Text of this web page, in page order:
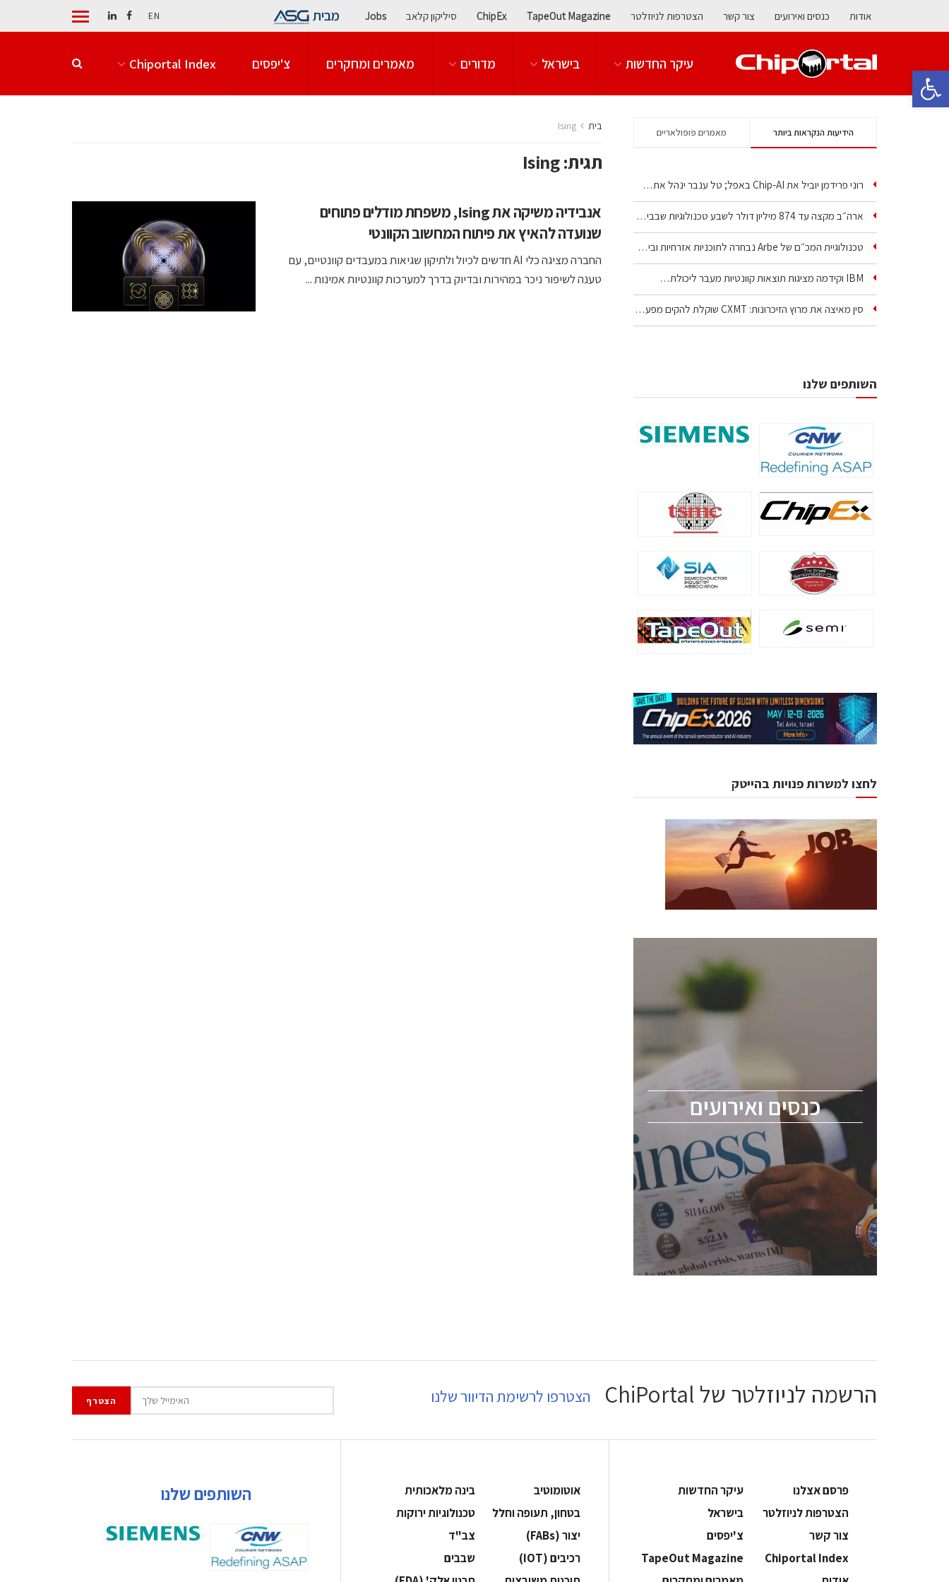
פתח סרגל נגישות
אודות כנסים ואירועים צור קשר הצטרפות לניוזלטר TapeOut Magazine
ChipEx סיליקון קלאב Jobs מבית EN
עיקר החדשות בישראל מדורים מאמרים ומחקרים צ'יפסים Chiportal Index
בית Ising
תגית:Ising
אנבידיה משיקה את Ising, משפחת מודלים פתוחים
שנועדה להאיץ את פיתוח המחשוב הקוונטי
החברה מציגה כלי AI חדשים לכיול ולתיקון שגיאות במעבדים קוונטיים, עם
טענה לשיפור ניכר במהירות ובדיוק בדרך למערכות קוונטיות אמינות ...
הידיעות הנקראות ביותר מאמרים פופולאריים
רוני פרידמן יוביל את Chip‑AI באפל; טל ענבר ינהל את…
ארה״ב מקצה עד 874 מיליון דולר לשבע טכנולוגיות שבבים…
טכנולוגיית המכ״ם של Arbe נבחרה לתוכניות אזרחיות וביטחוניות
IBM וקידמה מציגות תוצאות קוונטיות מעבר ליכולת…
סין מאיצה את מרוץ הזיכרונות: CXMT שוקלת להקים מפעל…
השותפים שלנו
לחצו למשרות פנויות בהייטק
כנסים ואירועים
כנסים ואירועים
הסמיקונדקטור כולל מהנדסים, מומחים מקצועיים
ChipEx2026 will be held on May 12-13,
2026. The conference is intended for
everyone involved in the semiconductor
industry, including engineers, professional
experts, and senior executives.
לחץ לפרטים
הרשמה לניוזלטר של ChiPortal הצטרפו לרשימת הדיוור שלנו
פרסם אצלנו
עיקר החדשות
הצטרפות לניוזלטר
בישראל
צור קשר
צ'יפסים
Chiportal Index
TapeOut Magazine
אוטומוטיב
בינה מלאכותית
בטחון, תעופה וחלל
‫טכנולוגיות ירוקות‬
‫יצור (‪(FABs‬‬
‫צב"ד‬
‫רכיבים‬ (IOT)
‫שבבים‬
השותפים שלנו